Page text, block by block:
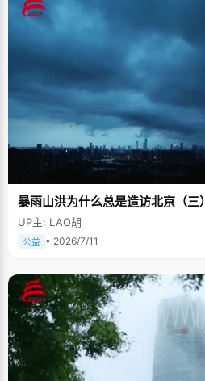
暴雨山洪为什么总是造访北京（三）
UP主: LAO胡
公益 • 2026/7/11